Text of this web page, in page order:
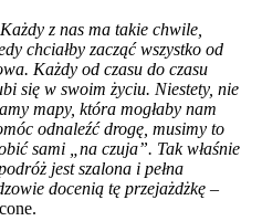
Każdy z nas ma takie chwile,
chciałby zacząć wszystko od
Każdy od czasu do czasu
się w swoim życiu. Niestety, nie
mapy, która mogłaby nam
odnaleźć drogę, musimy to
sami „na czuja”. Tak właśnie
jest szalona i pełna
docenią tę przejażdżkę –